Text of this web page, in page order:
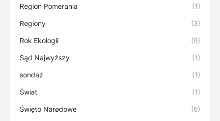
Region Pomerania (1)
Regiony (3)
Rok Ekologii (9)
Sąd Najwyższy (1)
sondaż (1)
Świat (1)
Święto Narødowe (6)